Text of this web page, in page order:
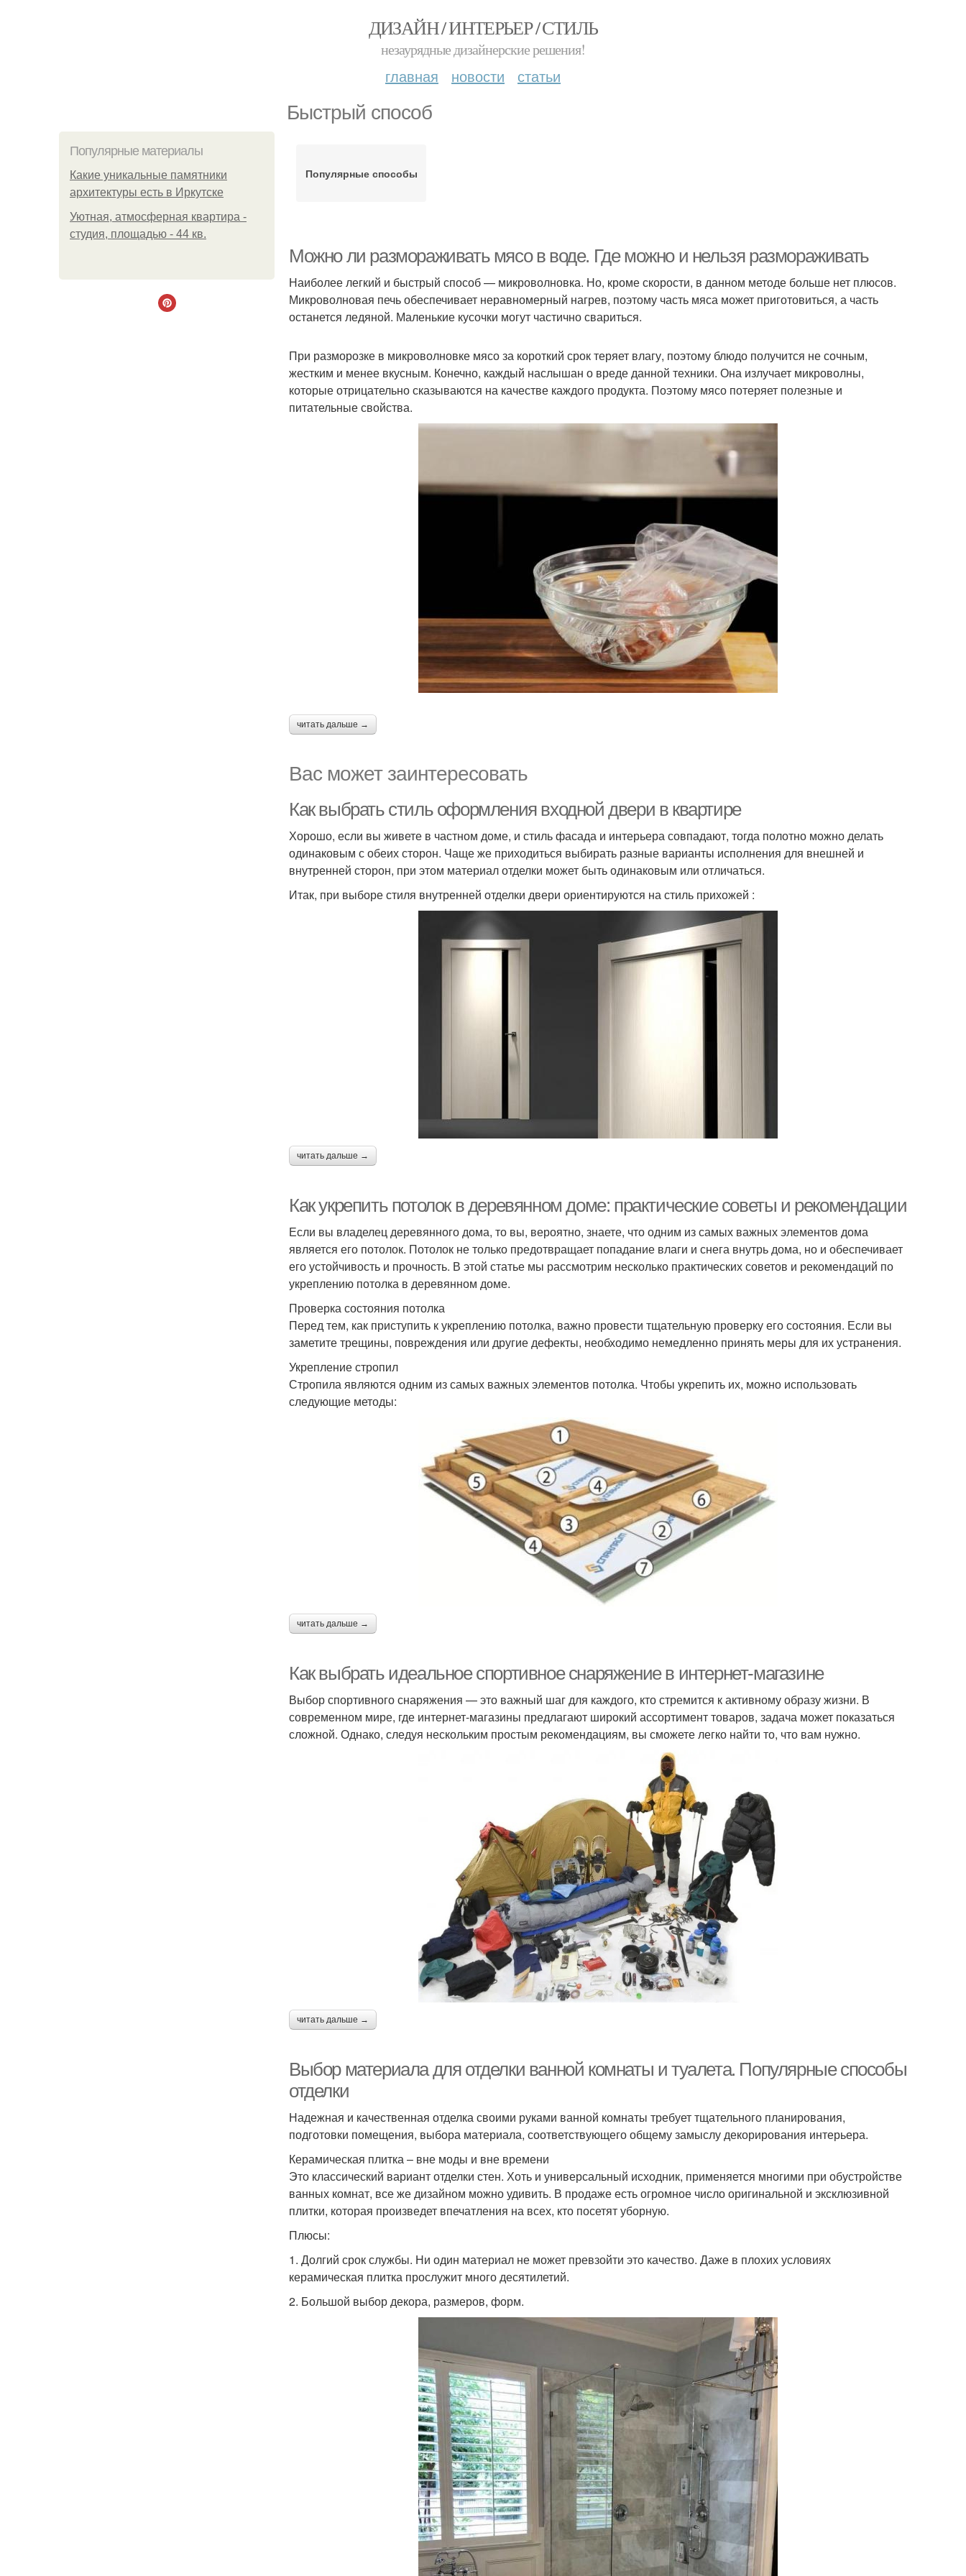
ДИЗАЙН / ИНТЕРЬЕР / СТИЛЬ
незаурядные дизайнерские решения!
главная новости статьи
Быстрый способ
Популярные материалы
Какие уникальные памятники
архитектуры есть в Иркутске
Уютная, атмосферная квартира -
студия, площадью - 44 кв.
Популярные способы
Можно ли размораживать мясо в воде. Где можно и нельзя размораживать
Наиболее легкий и быстрый способ — микроволновка. Но, кроме скорости, в данном методе больше нет плюсов.
Микроволновая печь обеспечивает неравномерный нагрев, поэтому часть мяса может приготовиться, а часть
останется ледяной. Маленькие кусочки могут частично свариться.
При разморозке в микроволновке мясо за короткий срок теряет влагу, поэтому блюдо получится не сочным,
жестким и менее вкусным. Конечно, каждый наслышан о вреде данной техники. Она излучает микроволны,
которые отрицательно сказываются на качестве каждого продукта. Поэтому мясо потеряет полезные и
питательные свойства.
читать дальше →
Вас может заинтересовать
Как выбрать стиль оформления входной двери в квартире
Хорошо, если вы живете в частном доме, и стиль фасада и интерьера совпадают, тогда полотно можно делать
одинаковым с обеих сторон. Чаще же приходиться выбирать разные варианты исполнения для внешней и
внутренней сторон, при этом материал отделки может быть одинаковым или отличаться.
Итак, при выборе стиля внутренней отделки двери ориентируются на стиль прихожей :
читать дальше →
Как укрепить потолок в деревянном доме: практические советы и рекомендации
Если вы владелец деревянного дома, то вы, вероятно, знаете, что одним из самых важных элементов дома
является его потолок. Потолок не только предотвращает попадание влаги и снега внутрь дома, но и обеспечивает
его устойчивость и прочность. В этой статье мы рассмотрим несколько практических советов и рекомендаций по
укреплению потолка в деревянном доме.
Проверка состояния потолка
Перед тем, как приступить к укреплению потолка, важно провести тщательную проверку его состояния. Если вы
заметите трещины, повреждения или другие дефекты, необходимо немедленно принять меры для их устранения.
Укрепление стропил
Стропила являются одним из самых важных элементов потолка. Чтобы укрепить их, можно использовать
следующие методы:
читать дальше →
Как выбрать идеальное спортивное снаряжение в интернет-магазине
Выбор спортивного снаряжения — это важный шаг для каждого, кто стремится к активному образу жизни. В
современном мире, где интернет-магазины предлагают широкий ассортимент товаров, задача может показаться
сложной. Однако, следуя нескольким простым рекомендациям, вы сможете легко найти то, что вам нужно.
читать дальше →
Выбор материала для отделки ванной комнаты и туалета. Популярные способы
отделки
Надежная и качественная отделка своими руками ванной комнаты требует тщательного планирования,
подготовки помещения, выбора материала, соответствующего общему замыслу декорирования интерьера.
Керамическая плитка – вне моды и вне времени
Это классический вариант отделки стен. Хоть и универсальный исходник, применяется многими при обустройстве
ванных комнат, все же дизайном можно удивить. В продаже есть огромное число оригинальной и эксклюзивной
плитки, которая произведет впечатления на всех, кто посетят уборную.
Плюсы:
1. Долгий срок службы. Ни один материал не может превзойти это качество. Даже в плохих условиях
керамическая плитка прослужит много десятилетий.
2. Большой выбор декора, размеров, форм.